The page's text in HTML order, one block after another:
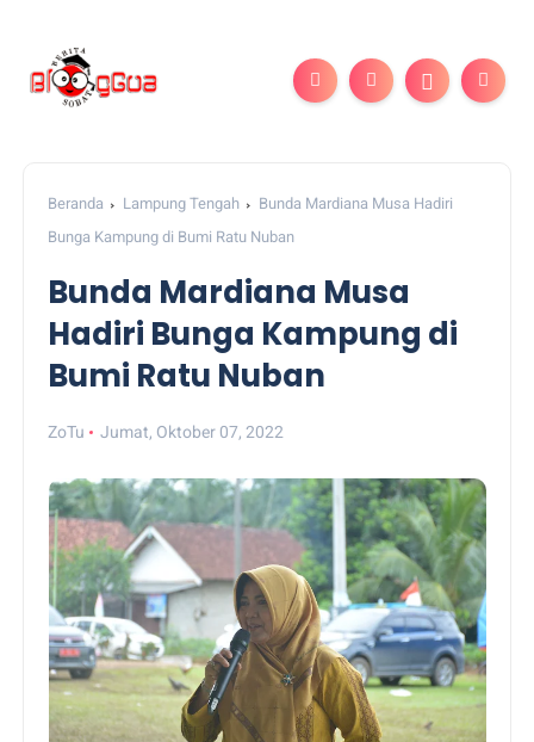
Beranda Lampung Tengah
Bunda Mardiana Musa Hadiri
Bunga Kampung di Bumi Ratu Nuban
Bunda Mardiana Musa
Hadiri Bunga Kampung di
Bumi Ratu Nuban
ZoTu Jumat, Oktober 07, 2022